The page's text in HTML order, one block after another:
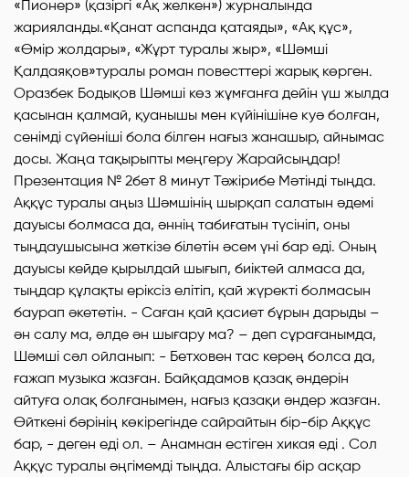
«Пионер» (қазіргі «Ақ желкен») журналында
жарияланды.«Қанат аспанда қатаяды», «Ақ құс»,
«Өмір жолдары», «Жұрт туралы жыр», «Шәмші
Қалдаяқов»туралы роман повесттері жарық көрген.
Оразбек Бодықов Шәмші көз жұмғанға дейін үш жылда
қасынан қалмай, қуанышы мен күйінішіне куә болған,
сенімді сүйеніші бола білген нағыз жанашыр, айнымас
досы. Жаңа тақырыпты меңгеру Жарайсыңдар!
Презентация № 2бет 8 минут Тәжірибе Мәтінді тыңда.
Аққұс туралы аңыз Шәмшінің шырқап салатын әдемі
дауысы болмаса да, әннің табиғатын түсініп, оны
тыңдаушысына жеткізе білетін әсем үні бар еді. Оның
дауысы кейде қырылдай шығып, биіктей алмаса да,
тыңдар құлақты еріксіз елітіп, қай жүректі болмасын
баурап әкететін. - Саған қай қасиет бұрын дарыды –
ән салу ма, әлде ән шығару ма? – деп сұрағанымда,
Шәмші сәл ойланып: - Бетховен тас керең болса да,
ғажап музыка жазған. Байқадамов қазақ әндерін
айтуға олақ болғанымен, нағыз қазақи әндер жазған.
Өйткені бәрінің көкірегінде сайрайтын бір-бір Аққұс
бар, - деген еді ол. – Анамнан естіген хикая еді . Сол
Аққұс туралы әңгімемді тыңда. Алыстағы бір асқар